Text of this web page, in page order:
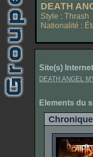
DEATH
Style : Thrash
Nationalité :
Site(s) Internet
DEATH ANGEL
Elements du